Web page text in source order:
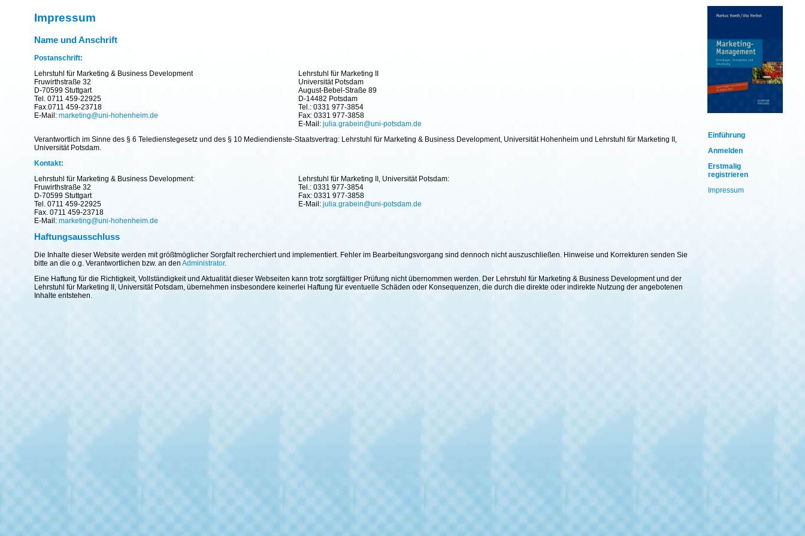
Einführung
Anmelden
Erstmalig
registrieren
Impressum
Impressum
Name und Anschrift
Postanschrift:
Lehrstuhl für Marketing & Business Development
Fruwirthstraße 32
D-70599 Stuttgart
Tel. 0711 459-22925
Fax.0711 459-23718
E-Mail: marketing@uni-hohenheim.de
Lehrstuhl für Marketing II
Universität Potsdam
August-Bebel-Straße 89
D-14482 Potsdam
Tel.: 0331 977-3854
Fax: 0331 977-3858
E-Mail: julia.grabein@uni-potsdam.de
Verantwortlich im Sinne des § 6 Teledienstegesetz und des § 10 Mediendienste-Staatsvertrag: Lehrstuhl für Marketing & Business Development, Universität Hohenheim und Lehrstuhl für Marketing II,
Universität Potsdam.
Kontakt:
Lehrstuhl für Marketing & Business Development:
Fruwirthstraße 32
D-70599 Stuttgart
Tel. 0711 459-22925
Fax. 0711 459-23718
E-Mail: marketing@uni-hohenheim.de
Lehrstuhl für Marketing II, Universität Potsdam:
Tel.: 0331 977-3854
Fax: 0331 977-3858
E-Mail: julia.grabein@uni-potsdam.de
Haftungsausschluss
Die Inhalte dieser Website werden mit größtmöglicher Sorgfalt recherchiert und implementiert. Fehler im Bearbeitungsvorgang sind dennoch nicht auszuschließen. Hinweise und Korrekturen senden Sie
bitte an die o.g. Verantwortlichen bzw. an den Administrator.
Eine Haftung für die Richtigkeit, Vollständigkeit und Aktualität dieser Webseiten kann trotz sorgfältiger Prüfung nicht übernommen werden. Der Lehrstuhl für Marketing & Business Development und der
Lehrstuhl für Marketing II, Universität Potsdam, übernehmen insbesondere keinerlei Haftung für eventuelle Schäden oder Konsequenzen, die durch die direkte oder indirekte Nutzung der angebotenen
Inhalte entstehen.